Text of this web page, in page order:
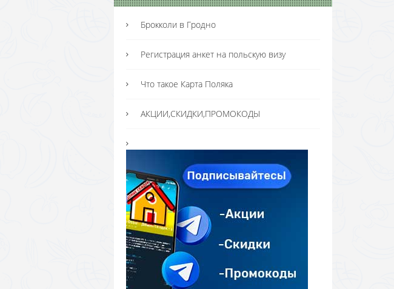
Брокколи в Гродно
Регистрация анкет на польскую визу
Что такое Карта Поляка
АКЦИИ,СКИДКИ,ПРОМОКОДЫ